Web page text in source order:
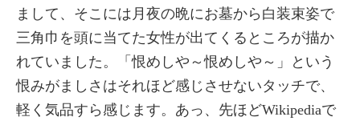
まして、そこには月夜の晩にお墓から白装束姿で
三角巾を頭に当てた女性が出てくるところが描か
れていました。「恨めしや～恨めしや～」という
恨みがましさはそれほど感じさせないタッチで、
軽く気品すら感じます。あっ、先ほどWikipediaで